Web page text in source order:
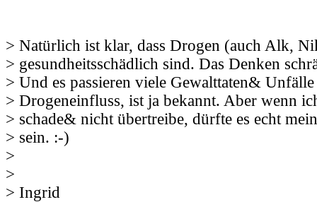
> Natürlich ist klar, dass Drogen (auch Alk,
> gesundheitsschädlich sind. Das Denken
> Und es passieren viele Gewalttaten&
> Drogeneinfluss, ist ja bekannt. Aber wenn
> schade& nicht übertreibe, dürfte es echt
> sein. :-)
>
>
> Ingrid